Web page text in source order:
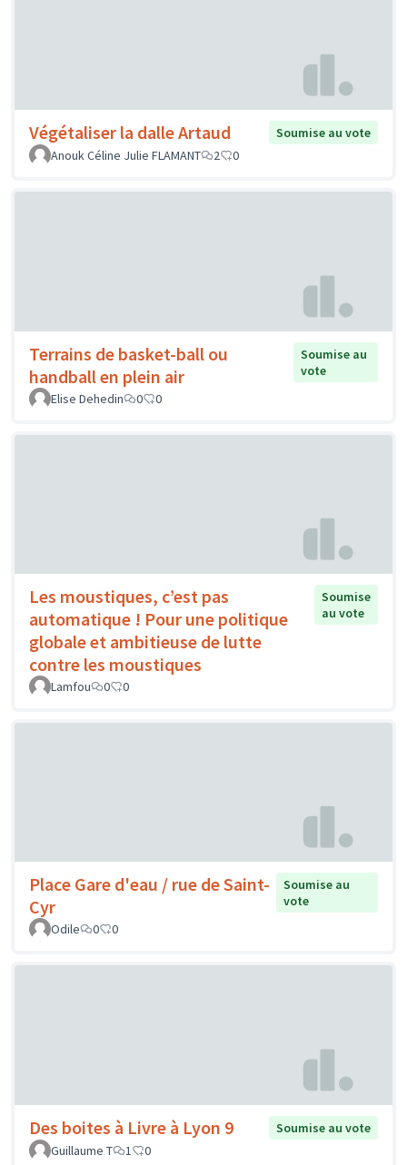
Végétaliser la dalle Artaud
Soumise au vote
Anouk Céline Julie FLAMANT
2 0
Terrains de basket-ball ou
handball en plein air
Soumise au
vote
Elise Dehedin
0 0
Les moustiques, c’est pas
automatique ! Pour une politique
globale et ambitieuse de lutte
contre les moustiques
Soumise
au vote
Lamfou 0 0
Place Gare d'eau / rue de Saint-
Cyr
Soumise au
vote
Odile
0 0
Des boites à Livre à Lyon 9
Soumise au vote
Guillaume T
1 0